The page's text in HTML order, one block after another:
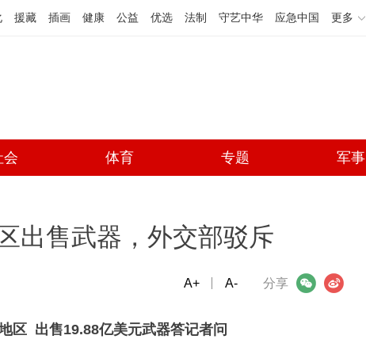
援藏 插画 健康 公益 优选 法制 守艺中华 应急中国 更多
会 体育 专题 军事
出售武器，外交部驳斥
分享
微信 微博
A+ A-
区 出售19.88亿美元武器答记者问